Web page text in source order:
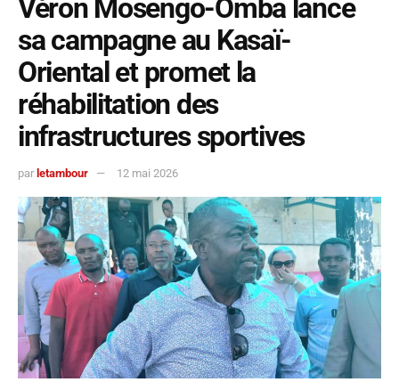
Véron Mosengo-Omba lance
sa campagne au Kasaï-
Oriental et promet la
réhabilitation des
infrastructures sportives
par letambour 12 mai 2026